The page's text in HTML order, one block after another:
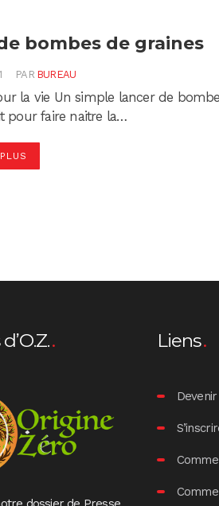
bombes de graines
PAR BUREAU
la vie Un simple lancer de
pour faire naitre la…
Liens